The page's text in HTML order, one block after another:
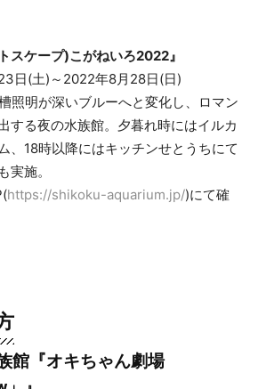
スケープ)こがねいろ2022』
日(土)～2022年8月28日(日)
照明が深いブルーへと変化し、ロマン
する夜の水族館。夕暮れ時にはイルカ
、18時以降にはキッチンせとうちにて
実施。
https://shikoku-aquarium.jp/)にて確
館『オキちゃん劇場